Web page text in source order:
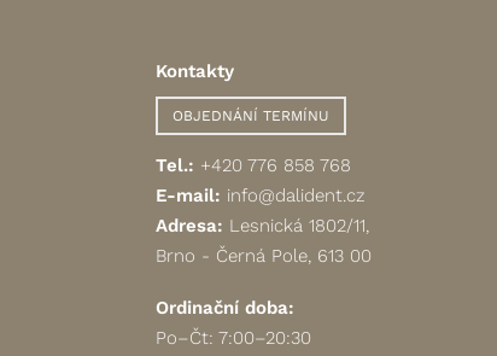
Kontakty
OBJEDNÁNÍ TERMÍNU
Tel.: +420 776 858 768
E-mail: info@dalident.cz
Adresa: Lesnická 1802/11,
Brno - Černá Pole, 613 00
Ordinační doba:
Po–Čt: 7:00–20:30